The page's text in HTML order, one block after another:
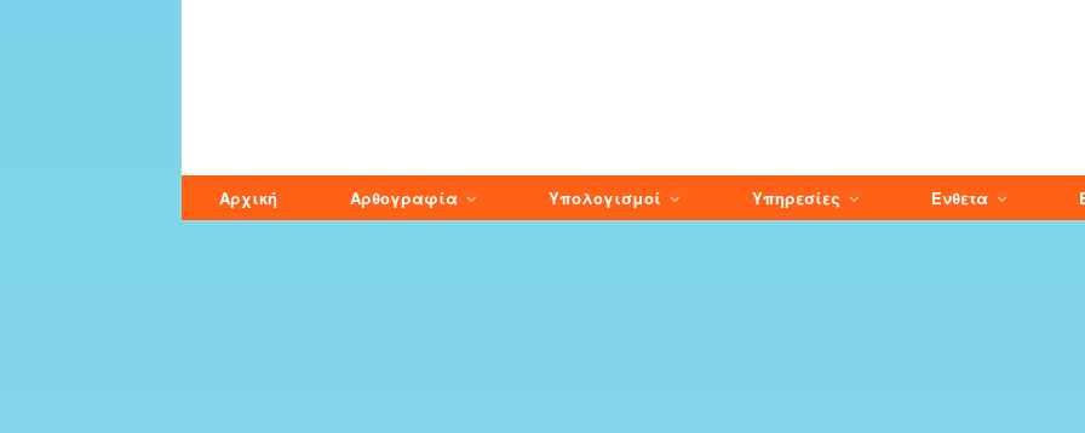
Αρχική Αρθογραφία Υπολογισμοί Υπηρεσίες Ενθετα